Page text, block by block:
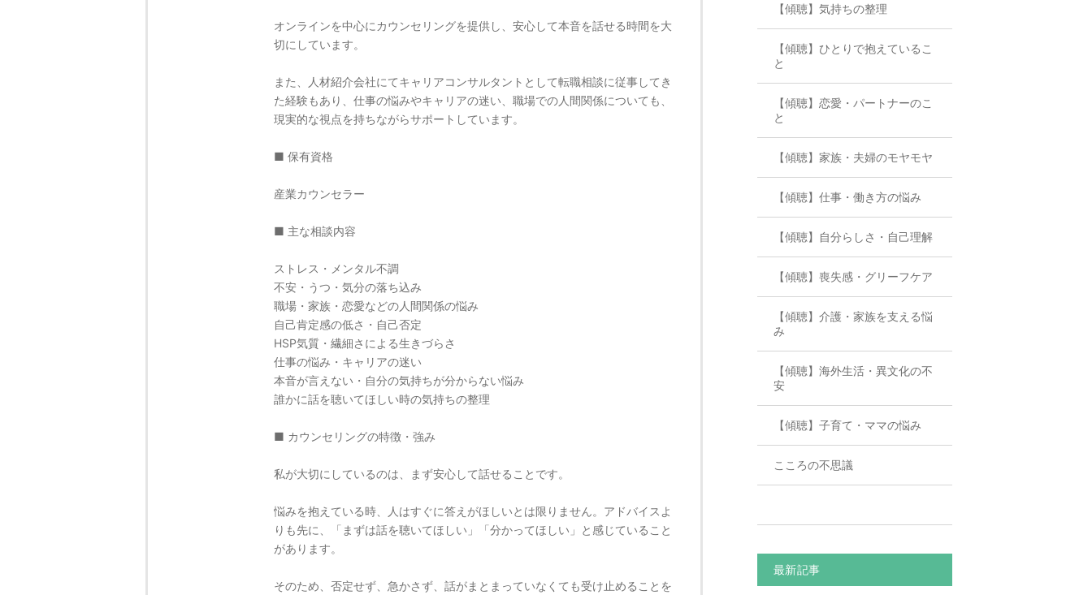
オンラインを中心にカウンセリングを提供し、安心して本音を話せる時間を大
切にしています。
また、人材紹介会社にてキャリアコンサルタントとして転職相談に従事してき
た経験もあり、仕事の悩みやキャリアの迷い、職場での人間関係についても、
現実的な視点を持ちながらサポートしています。
■ 保有資格
産業カウンセラー
■ 主な相談内容
ストレス・メンタル不調
不安・うつ・気分の落ち込み
職場・家族・恋愛などの人間関係の悩み
自己肯定感の低さ・自己否定
HSP気質・繊細さによる生きづらさ
仕事の悩み・キャリアの迷い
本音が言えない・自分の気持ちが分からない悩み
誰かに話を聴いてほしい時の気持ちの整理
■ カウンセリングの特徴・強み
私が大切にしているのは、まず安心して話せることです。
悩みを抱えている時、人はすぐに答えがほしいとは限りません。アドバイスよ
りも先に、「まずは話を聴いてほしい」「分かってほしい」と感じていること
があります。
そのため、否定せず、急かさず、話がまとまっていなくても受け止めることを
【傾聴】気持ちの整理
【傾聴】ひとりで抱えているこ
と
【傾聴】恋愛・パートナーのこ
と
【傾聴】家族・夫婦のモヤモヤ
【傾聴】仕事・働き方の悩み
【傾聴】自分らしさ・自己理解
【傾聴】喪失感・グリーフケア
【傾聴】介護・家族を支える悩
み
【傾聴】海外生活・異文化の不
安
【傾聴】子育て・ママの悩み
こころの不思議
最新記事